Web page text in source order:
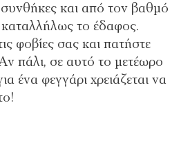
συνθήκες και από τον βαθμό
καταλλήλως το έδαφος.
φοβίες σας και πατήστε
πάλι, σε αυτό το μετέωρο
ένα φεγγάρι χρειάζεται να